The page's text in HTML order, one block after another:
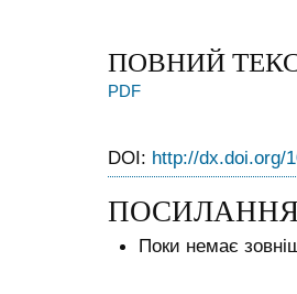
ПОВНИЙ
PDF
DOI: http://dx.doi.org/
Поки немає